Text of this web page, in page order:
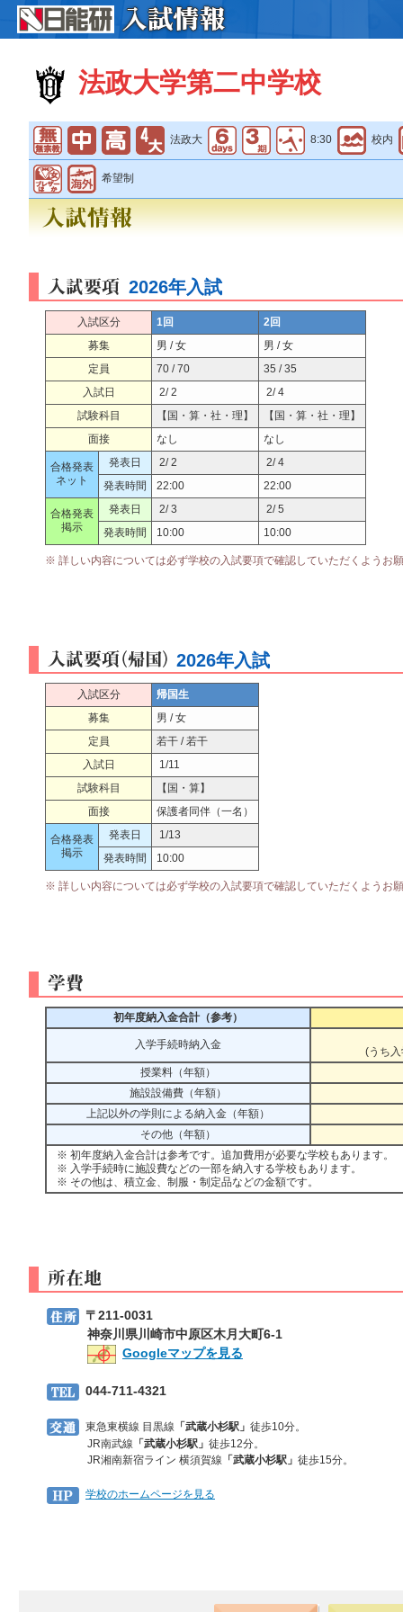
法政大学第二中学校
法政大 8:30 校内
希望制
2026年入試
入試区分 1回
2回
募集
男 / 女
男 / 女
定員
70 / 70
35 / 35
入試日
2/ 2
2/ 4
試験科目
【国・算・社・理】
【国・算・社・理】
面接
なし なし
合格発表
ネット
発表日 2/ 2
2/ 4
発表時間
22:00 22:00
合格発表
掲示
発表日 2/ 3
2/ 5
発表時間
10:00 10:00
※ 詳しい内容については必ず学校の入試要項で確認していただくようお
2026年入試
入試区分
帰国生
募集
男 / 女
定員
若干 / 若干
入試日
1/11
試験科目
【国・算】
面接
保護者同伴（一名）
合格発表
掲示
発表日
1/13
発表時間
10:00
※ 詳しい内容については必ず学校の入試要項で確認していただくようお
初年度納入金合計（参考）
入学手続時納入金
(うち
授業料（年額）
施設設備費（年額）
上記以外の学則による納入金（年額）
その他（年額）
※ 初年度納入金合計は参考です。追加費用が必要な学校もあります。
※ 入学手続時に施設費などの一部を納入する学校もあります。
※ その他は、積立金、制服・制定品などの金額です。
〒211-0031
神奈川県川崎市中原区木月大町6-1
Googleマップを見る
044-711-4321
東急東横線 目黒線 「武蔵小杉駅」 徒歩10分。
JR南武線 「武蔵小杉駅」 徒歩12分。
JR湘南新宿ライン 横須賀線 「武蔵小杉駅」 徒歩15分。
学校のホームページを見る